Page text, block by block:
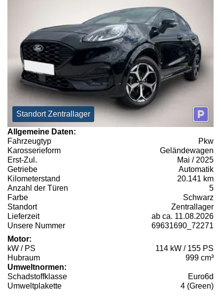
Standort Zentrallager
Allgemeine Daten:
Fahrzeugtyp
Pkw
Karosserieform
Geländewagen
Erst-Zul.
Mai / 2025
Getriebe
Automatik
Kilometerstand
20.141 km
Anzahl der Türen
5
Farbe
Schwarz
Standort
Zentrallager
Lieferzeit
ab ca. 11.08.2026
Unsere Nummer
69631690_72271
Motor:
kW / PS
114 kW / 155 PS
Hubraum
999 cm³
Umweltnormen:
Schadstoffklasse
Euro6d
Umweltplakette
4 (Green)